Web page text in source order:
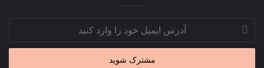
آدرس
ایمیل
خود